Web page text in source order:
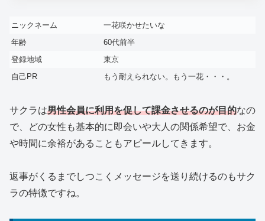
ニックネーム
一花咲かせたいな
年齢
60代前半
登録地域
東京
自己PR
もう耐えられない。もう一花・・・。
サクラは男性会員に利用を促して課金させるのが目的なの
で、どの女性も基本的に即会いや大人の関係希望で、お金
や時間に余裕があることもアピールしてきます。
返事がくるまでしつこくメッセージを送り続けるのもサク
ラの特徴ですね。